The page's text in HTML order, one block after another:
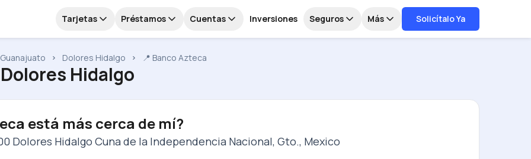
Tarjetas Préstamos Cuentas Inversiones Seguros Más Solicítalo Ya
Guanajuato Dolores Hidalgo 📍 Banco Azteca
Hidalgo
está más cerca de mí?
Dolores Hidalgo Cuna de la Independencia Nacional, Gto., Mexico